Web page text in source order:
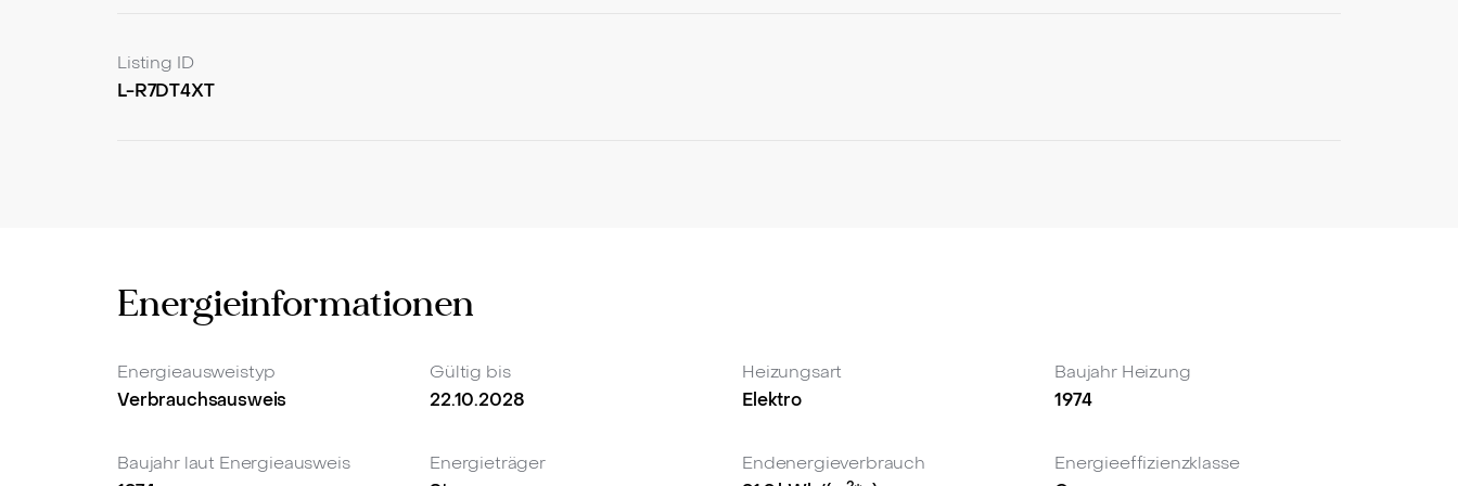
Die Kombination aus weitläufiger Dachgeschosslage, herrlichem Alpen-Flair, durchdachtem Grundriss und Tiefgaragenstellplatz macht diese
Immobilie zu einer besonders interessanten Gelegenheit auf dem Immobilienmarkt in Bad Feilnbach. Ob zur Eigennutzung, als privates
Listing ID
L-R7DT4XT
Energieinformationen
Energieausweistyp
Verbrauchsausweis
Gültig bis
22.10.2028
Heizungsart
Elektro
Baujahr Heizung
1974
Baujahr laut Energieausweis
Energieträger
Endenergieverbrauch
Energieeffizienzklasse